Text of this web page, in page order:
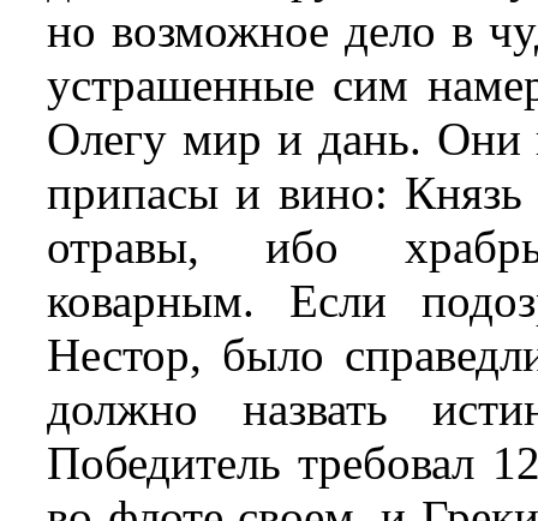
но возможное дело в
устрашенные сим
Олегу мир и дань. Они
припасы и вино: Князь
отравы, ибо
коварным. Если
Нестор, было
должно назвать
Победитель требовал